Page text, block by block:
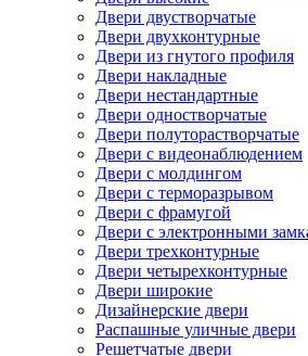
Двери двустворчатые
Двери двухконтурные
Двери из гнутого профиля
Двери накладные
Двери нестандартные
Двери одностворчатые
Двери полуторастворчатые
Двери с видеонаблюдением
Двери с молдингом
Двери с терморазрывом
Двери с фрамугой
Двери с электронными
Двери трехконтурные
Двери четырехконтурные
Двери широкие
Дизайнерские двери
Распашные уличные двери
Решетчатые двери